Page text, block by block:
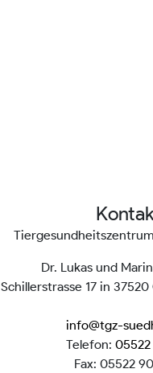
Dr. Lukas und
Schillerstrasse 17 in
info@tgz-
Telefon:
Fax: 05522